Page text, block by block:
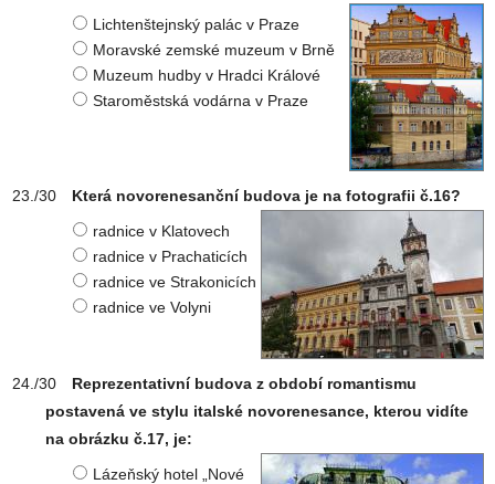
Lichtenštejnský palác v Praze
Moravské zemské muzeum v Brně
Muzeum hudby v Hradci Králové
Staroměstská vodárna v Praze
Která novorenesanční budova je na fotografii č.16?
radnice v Klatovech
radnice v Prachaticích
radnice ve Strakonicích
radnice ve Volyni
Reprezentativní budova z období romantismu
postavená ve stylu italské novorenesance, kterou vidíte
na obrázku č.17, je:
Lázeňský hotel „Nové